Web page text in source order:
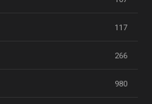
117
266
980